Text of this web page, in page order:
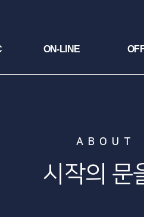
ON-LINE
ABOUT
시작의 문